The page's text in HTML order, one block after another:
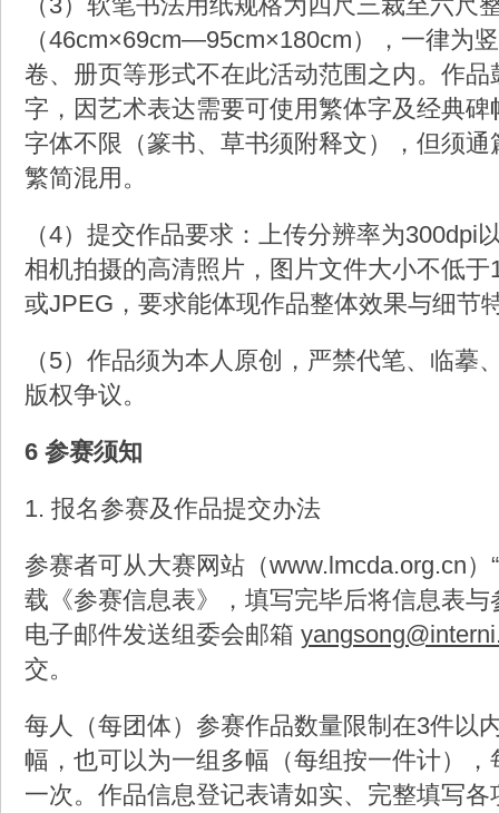
（46cm×69cm—95cm×180cm），一律为
卷、册页等形式不在此活动范围之内。作品
字，因艺术表达需要可使用繁体字及经典
字体不限（篆书、草书须附释文），但须
繁简混用。
（4）提交作品要求：上传分辨率为300dpi
相机拍摄的高清照片，图片文件大小不低
或JPEG，要求能体现作品整体效果与细节
（5）作品须为本人原创，严禁代笔、临摹
版权争议。
6 参赛须知
1. 报名参赛及作品提交办法
参赛者可从大赛网站（www.lmcda.org.cn）
载《参赛信息表》，填写完毕后将信息表
电子邮件发送组委会邮箱
交。
每人（每团体）参赛作品数量限制在3件以
幅，也可以为一组多幅（每组按一件计）
一次。作品信息登记表请如实、完整填写